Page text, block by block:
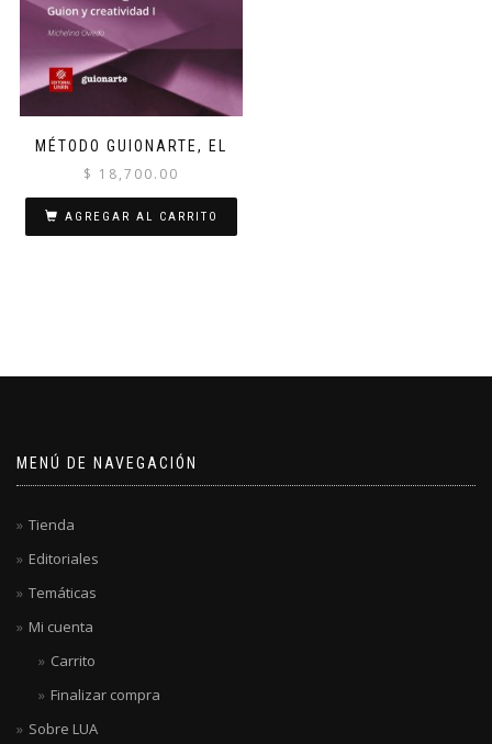
MÉTODO GUIONARTE, EL
$ 18,700.00
AGREGAR AL CARRITO
MENÚ DE NAVEGACIÓN
Tienda
Editoriales
Temáticas
Mi cuenta
Carrito
Finalizar compra
Sobre LUA